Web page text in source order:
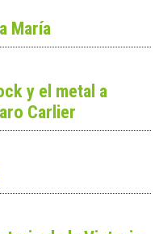
María
y el metal a
Carlier